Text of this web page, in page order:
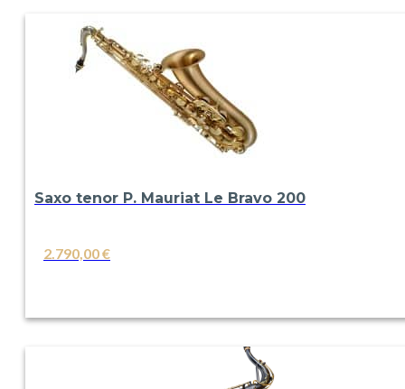
Saxo tenor P. Mauriat Le Bravo 200
2.790,00€